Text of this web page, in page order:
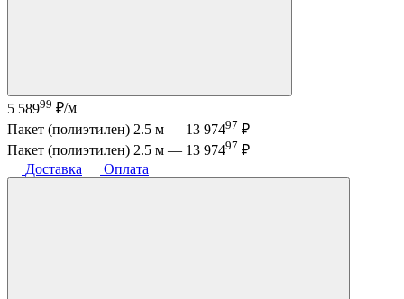
5 58999 ₽/м
Пакет (полиэтилен) 2.5 м — 13 97497 ₽
Пакет (полиэтилен) 2.5 м — 13 97497 ₽
Доставка
Оплата